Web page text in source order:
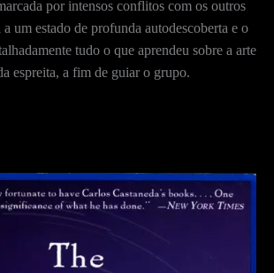
por intensos conflitos com os outros
um estado de profunda autodescoberta e o
tudo o que aprendeu sobre a arte
espreita, a fim de guiar o grupo.